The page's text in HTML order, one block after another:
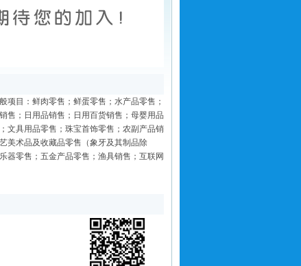
项目：鲜肉零售；鲜蛋零售；水产品零售；
售；日用品销售；日用百货销售；母婴用品
文具用品零售；珠宝首饰零售；农副产品销
美术品及收藏品零售（象牙及其制品除
器零售；五金产品零售；渔具销售；互联网